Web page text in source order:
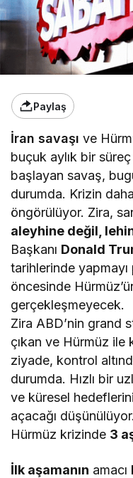
Paylaş
İran savaşı ve
buçuk aylık bir
başlayan savaş,
durumda. Krizin
öngörülüyor. Zira,
aleyhine değil,
Başkanı Donald
tarihlerinde yapmayı
öncesinde
gerçekleşmeyecek.
Zira ABD’nin grand
çıkan ve Hürmüz
ziyade, kontrol
durumda. Hızlı bir
ve küresel
açacağı
Hürmüz krizinde 3
İlk aşamanın amacı